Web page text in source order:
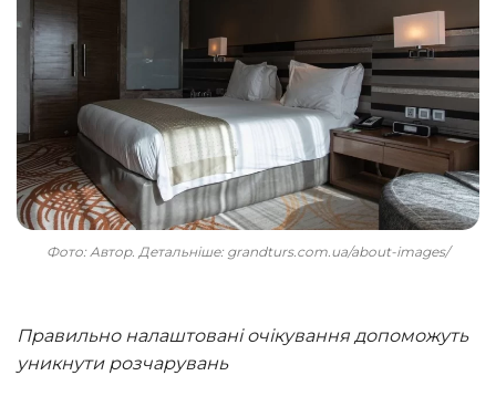
Фото: Автор. Детальніше: grandturs.com.ua/about-images/
Правильно налаштовані очікування допоможуть
уникнути розчарувань